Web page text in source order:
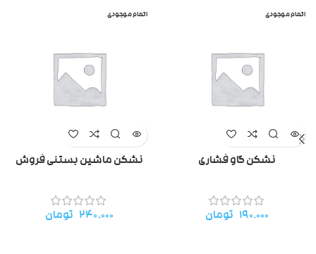
اتمام موجودی
نشکن گاو فشاری
۱۹۰.۰۰۰ تومان
اتمام موجودی
نشکن ماشین بستنی فروش
۲۴۰.۰۰۰ تومان